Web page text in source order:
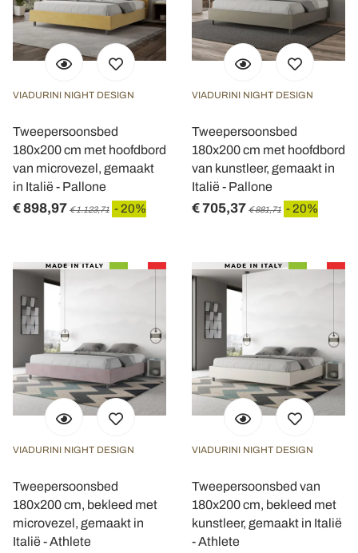
annunci, per fornire funzionalità dei social media e per
analizzare il nostro traffico. Condividiamo inoltre
informazioni sul modo in cui utilizza il nostro sito con i
nostri partner che si occupano di analisi dei dati web,
con altre informazioni che ha fornito loro o che hanno
VIADURINI NIGHT DESIGN
Tweepersoonsbed
180x200 cm met hoofdbord
van microvezel, gemaakt
in Italië - Pallone
€ 898,97 € 1.123,71 - 20%
VIADURINI NIGHT DESIGN
Tweepersoonsbed
180x200 cm met hoofdbord
van kunstleer, gemaakt in
Italië - Pallone
€ 705,37 € 881,71 - 20%
VIADURINI NIGHT DESIGN
Tweepersoonsbed
180x200 cm, bekleed met
microvezel, gemaakt in
Italië - Athlete
VIADURINI NIGHT DESIGN
Tweepersoonsbed van
180x200 cm, bekleed met
kunstleer, gemaakt in Italië
- Athlete